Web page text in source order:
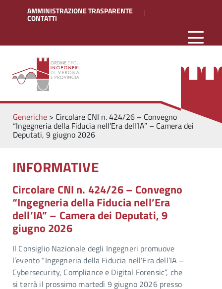
AMMINISTRAZIONE TRASPARENTE
CONTATTI
Generiche> Circolare CNI n. 424/26 – Convegno
“Ingegneria della Fiducia nell’Era dell’IA” – Camera dei
Deputati, 9 giugno 2026
INFORMATIVE
Circolare CNI n. 424/26 – Convegno
“Ingegneria della Fiducia nell’Era
dell’IA” – Camera dei Deputati, 9
giugno 2026
Il Consiglio Nazionale degli Ingegneri promuove
l’evento “Ingegneria della Fiducia nell’Era dell’IA –
Cybersecurity, Compliance e Digital Forensic”, che
si terrà il prossimo martedì 9 giugno 2026 presso